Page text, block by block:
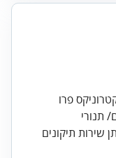
פרו
תנורי
ת על מתן שירות תיקונים